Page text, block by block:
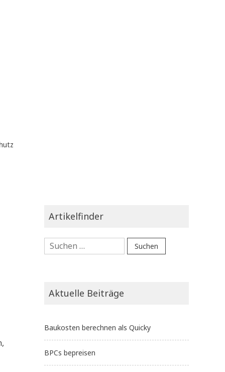
Artikelfinder
Suchen
nach:
Aktuelle Beiträge
Baukosten berechnen als Quicky
BPCs bepreisen